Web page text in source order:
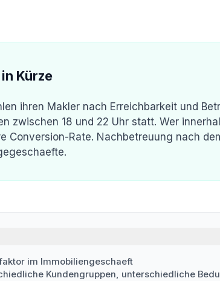
Kürze
ihren Makler nach Erreichbarkeit und
zwischen 18 und 22 Uhr statt. Wer
Conversion-Rate. Nachbetreuung nach
im Immobiliengeschaeft
Kundengruppen, unterschiedliche